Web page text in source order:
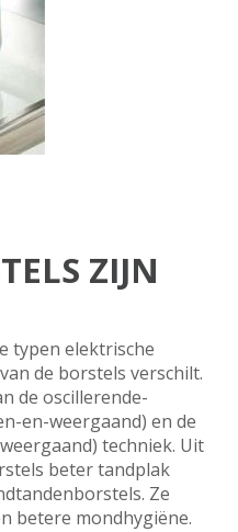
ZIJN
typen elektrische
de borstels verschilt.
de oscillerende-
en-weergaand) en de
techniek. Uit
beter tandplak
Ze
betere mondhygiëne.